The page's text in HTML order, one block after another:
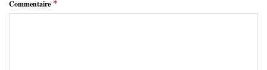
Commentaire *